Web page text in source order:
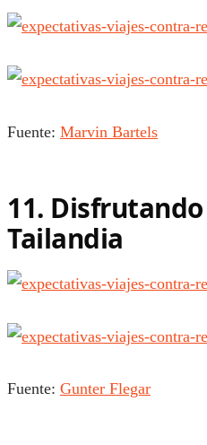
Fuente: Marvin Bartels
11.
Tailandia
Fuente: Gunter Flegar